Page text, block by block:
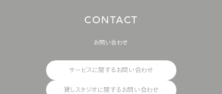
CONTACT
お問い合わせ
サービスに関するお問い合わせ
貸しスタジオに関するお問い合わせ